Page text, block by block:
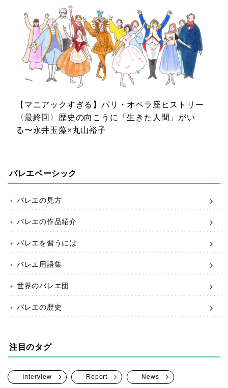
【マニアックすぎる】パリ・オペラ座ヒストリー
〈最終回〉歴史の向こうに「生きた人間」がい
る〜永井玉藻×丸山裕子
バレエベーシック
バレエの見方
バレエの作品紹介
バレエを習うには
バレエ用語集
世界のバレエ団
バレエの歴史
注目のタグ
Interview Report News